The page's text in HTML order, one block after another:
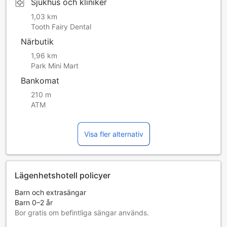
Sjukhus och kliniker
1,03 km
Tooth Fairy Dental
Närbutik
1,96 km
Park Mini Mart
Bankomat
210 m
ATM
Visa fler alternativ
Lägenhetshotell policyer
Barn och extrasängar
Barn 0–2 år
Bor gratis om befintliga sängar används.